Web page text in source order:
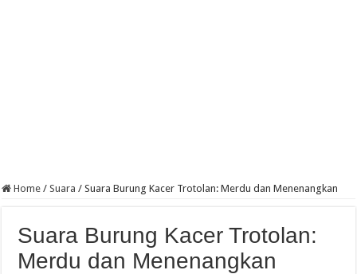
Home / Suara / Suara Burung Kacer Trotolan: Merdu dan Menenangkan
Suara Burung Kacer Trotolan:
Merdu dan Menenangkan